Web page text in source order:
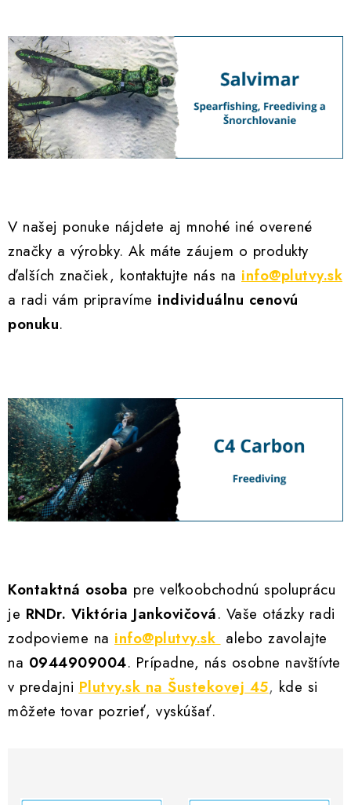
V našej ponuke nájdete aj mnohé iné overené
značky a výrobky. Ak máte záujem o produkty
ďalších značiek, kontaktujte nás na info@plutvy.sk
a radi vám pripravíme individuálnu cenovú
ponuku.
Kontaktná osoba pre veľkoobchodnú spoluprácu
je RNDr. Viktória Jankovičová. Vaše otázky radi
zodpovieme na info@plutvy.sk alebo zavolajte
na 0944909004. Prípadne, nás osobne navštívte
v predajni Plutvy.sk na Šustekovej 45, kde si
môžete tovar pozrieť, vyskúšať.